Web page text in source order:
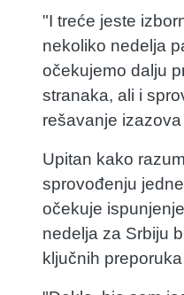
"I treće jeste
nekoliko nedelja
očekujemo dalju
stranaka, ali i
rešavanje
Upitan kako
sprovođenju
očekuje
nedelja za Srbiju
ključnih